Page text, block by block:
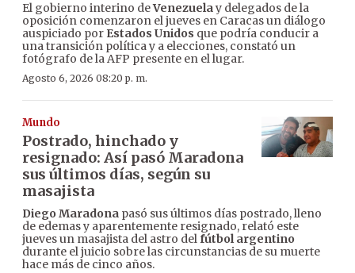
El gobierno interino deVenezuelay delegados de la
oposición comenzaron el jueves en Caracas un diálogo
auspiciado por Estados Unidos que podría conducir a
una transición política y a elecciones, constató un
fotógrafo de la AFP presente en el lugar.
Agosto 6, 2026 08:20 p. m.
Mundo
Postrado, hinchado y
resignado: Así pasó Maradona
sus últimos días, según su
masajista
Diego Maradona pasó sus últimos días postrado, lleno
de edemas y aparentemente resignado, relató este
jueves un masajista del astro delfútbol argentino
durante el juicio sobre las circunstancias de su muerte
hace más de cinco años.